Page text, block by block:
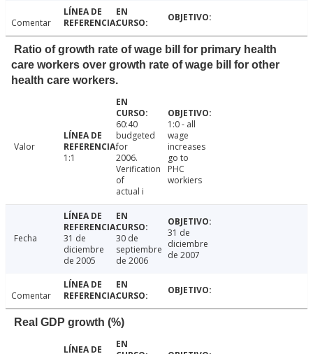
Comentar
Ratio of growth rate of wage bill for primary health
care workers over growth rate of wage bill for other
health care workers.
Valor
1:1
60:40
budgeted
for
2006.
Verification
of
actual i
1:0 - all
wage
increases
go to
PHC
workiers
Fecha
31 de
diciembre
de 2005
30 de
septiembre
de 2006
31 de
diciembre
de 2007
Comentar
Real GDP growth (%)